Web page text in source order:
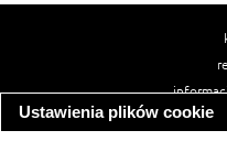
Ustawienia plików cookie
informacja o